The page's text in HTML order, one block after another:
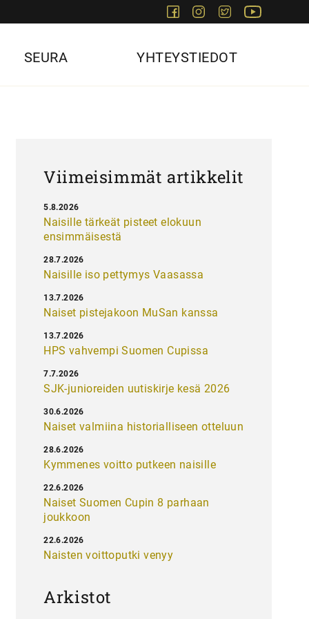
FacebookInstagram
Twitter
SEURA YHTEYSTIEDOT
Viimeisimmät artikkelit
Naisille tärkeät pisteet elokuun
ensimmäisestä
5.8.2026
Naisille iso pettymys Vaasassa
28.7.2026
Naiset pistejakoon MuSan kanssa
13.7.2026
HPS vahvempi Suomen Cupissa
13.7.2026
SJK-junioreiden uutiskirje kesä 2026
7.7.2026
Naiset valmiina historialliseen otteluun
30.6.2026
Kymmenes voitto putkeen naisille
28.6.2026
Naiset Suomen Cupin 8 parhaan
joukkoon
22.6.2026
Naisten voittoputki venyy
22.6.2026
Arkistot